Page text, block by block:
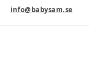
Artikelnummer:372194
info@babysam.se